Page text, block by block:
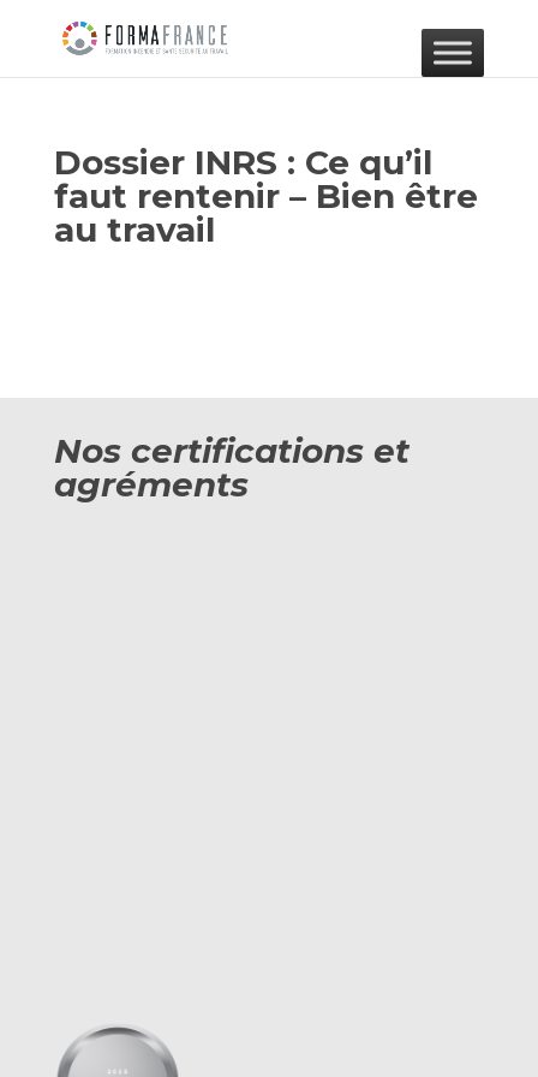
Dossier INRS : Ce qu’il
faut rentenir – Bien être
au travail
Nos certifications et
agréments